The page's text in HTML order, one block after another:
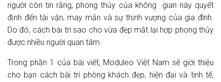
người còn tin rằng, phong thủy của không gian này quyết
định đến tài vận, may mắn và sự thịnh vượng của gia đình.
Do đó, cách bài trí sao cho vừa đẹp mắt lại hợp phong thủy
được nhiều người quan tâm.
Trong phần 1 của bài viết, Moduleo Việt Nam sẽ giới thiệu
cho bạn cách bài trí phòng khách đẹp, hiện đại và tinh tế,